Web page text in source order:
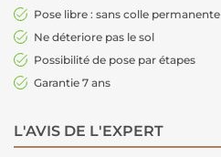
Pose libre : sans colle permanente
Ne déteriore pas le sol
Possibilité de pose par étapes
Garantie 7 ans
L'AVIS DE L'EXPERT